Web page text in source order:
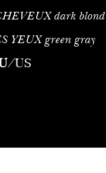
dark blond
YEUXgreen gray
/US